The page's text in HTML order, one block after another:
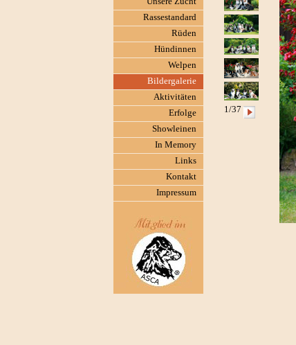
Rassestandard
Rüden
Hündinnen
Welpen
Bildergalerie
Aktivitäten
Erfolge
Showleinen
In Memory
Links
Kontakt
Impressum
1/37